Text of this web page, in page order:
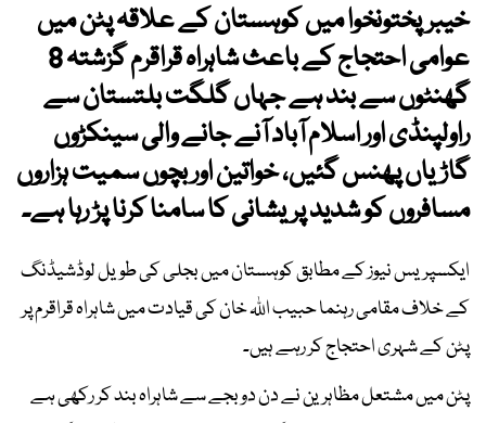
خیبرپختونخوا میں کوہستان کے علاقہ پٹن میں
عوامی احتجاج کے باعث شاہراہ قراقرم گزشتہ 8
گھنٹوں سے بند ہے جہاں گلگت بلتستان سے
راولپنڈی اور اسلام آباد آنے جانے والی سینکڑوں
گاڑیاں پھنس گئیں، خواتین اور بچوں سمیت ہزاروں
مسافروں کو شدید پریشانی کا سامنا کرنا پڑ رہا ہے۔
ایکسپریس نیوز کے مطابق کوہستان میں بجلی کی طویل لوڈشیڈنگ
کے خلاف مقامی رہنما حبیب اللہ خان کی قیادت میں شاہراہ قراقرم پر
پٹن کے شہری احتجاج کر رہے ہیں۔
پٹن میں مشتعل مظاہرین نے دن دو بجے سے شاہراہ بند کر رکھی ہے